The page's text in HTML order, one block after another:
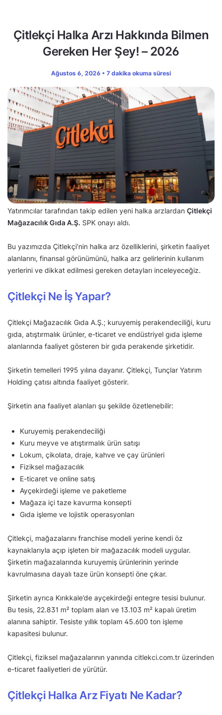
Çitlekçi Halka Arzı Hakkında Bilmen
Gereken Her Şey! – 2026
Ağustos 6, 2026 • 7 dakika okuma süresi
Yatırımcılar tarafından takip edilen yeni halka arzlardan Çitlekçi
Mağazacılık Gıda A.Ş. SPK onayı aldı.
Bu yazımızda Çitlekçi’nin halka arz özelliklerini, şirketin faaliyet
alanlarını, finansal görünümünü, halka arz gelirlerinin kullanım
yerlerini ve dikkat edilmesi gereken detayları inceleyeceğiz.
Çitlekçi Ne İş Yapar?
Çitlekçi Mağazacılık Gıda A.Ş.; kuruyemiş perakendeciliği, kuru
gıda, atıştırmalık ürünler, e-ticaret ve endüstriyel gıda işleme
alanlarında faaliyet gösteren bir gıda perakende şirketidir.
Şirketin temelleri 1995 yılına dayanır. Çitlekçi, Tunçlar Yatırım
Holding çatısı altında faaliyet gösterir.
Şirketin ana faaliyet alanları şu şekilde özetlenebilir:
Kuruyemiş perakendeciliği
Kuru meyve ve atıştırmalık ürün satışı
Lokum, çikolata, draje, kahve ve çay ürünleri
Fiziksel mağazacılık
E-ticaret ve online satış
Ayçekirdeği işleme ve paketleme
Mağaza içi taze kavurma konsepti
Gıda işleme ve lojistik operasyonları
Çitlekçi, mağazalarını franchise modeli yerine kendi öz
kaynaklarıyla açıp işleten bir mağazacılık modeli uygular.
Şirketin mağazalarında kuruyemiş ürünlerinin yerinde
kavrulmasına dayalı taze ürün konsepti öne çıkar.
Şirketin ayrıca Kırıkkale’de ayçekirdeği entegre tesisi bulunur.
Bu tesis, 22.831 m² toplam alan ve 13.103 m² kapalı üretim
alanına sahiptir. Tesiste yıllık toplam 45.600 ton işleme
kapasitesi bulunur.
Çitlekçi, fiziksel mağazalarının yanında citlekci.com.tr üzerinden
e-ticaret faaliyetleri de yürütür.
Çitlekçi Halka Arz Fiyatı Ne Kadar?